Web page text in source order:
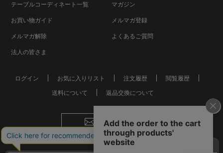
テーブルコーディネート一覧 マガジン
お買い物ガイド メルマガ登録
メルマガ解除 よくあるご質問
法人の皆さま
ログイン お気に入りリスト 注文履歴 閲覧履歴
送料について 返品交換について
お問い合わせ